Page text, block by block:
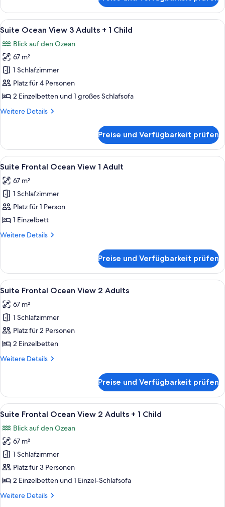
Ocean
View
3
Alle
Fotos
für
Suite
Ocean
View
3
+
anzeigen
Ein modernes Hotelzimmer mit
6
Suite Ocean View 3 Adults + 1 Child
Blick auf den Ozean
67 m²
1 Schlafzimmer
Platz für 4 Personen
2 Einzelbetten und 1 großes Schlafsofa
Weitere Details
Weitere
Ocean
View
3
+
Child
Preise und Verfügbarkeit prüfen
Alle
Fotos
für
Suite
Frontal
Ocean
View
anzeigen
Ein modernes Hotelzimmer mit
6
Suite Frontal Ocean View 1 Adult
67 m²
1 Schlafzimmer
Platz für 1 Person
1 Einzelbett
Weitere Details
Weitere
Frontal
Ocean
View
Adult
Preise und Verfügbarkeit prüfen
Alle
Fotos
für
Suite
Frontal
Ocean
View
anzeigen
Ein modernes Hotelzimmer mit
6
Suite Frontal Ocean View 2 Adults
67 m²
1 Schlafzimmer
Platz für 2 Personen
2 Einzelbetten
Weitere Details
Weitere
Frontal
Ocean
View
Adults
Preise und Verfügbarkeit prüfen
Alle
Fotos
für
Suite
Frontal
Ocean
View
Adults
Ein modernes Hotelzimmer mit
6
Suite Frontal Ocean View 2 Adults + 1 Child
Blick auf den Ozean
67 m²
1 Schlafzimmer
Platz für 3 Personen
2 Einzelbetten und 1 Einzel-Schlafsofa
Weitere Details
Weitere